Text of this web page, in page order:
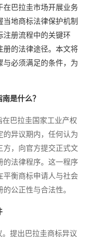
在巴拉圭市场开展业务
地商标法律保护机制
注册流程中的关键环
册的法律途径。本文将
与必须满足的条件，为
是什么？
巴拉圭国家工业产权
的异议期内，任何认为
方，向官方提交正式文
的法律程序。这一程序
平衡商标申请人与社会
公正性与合法性。
提出巴拉圭商标异议